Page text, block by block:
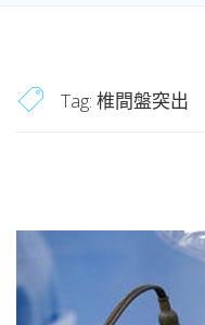
Tag: 椎間盤突出